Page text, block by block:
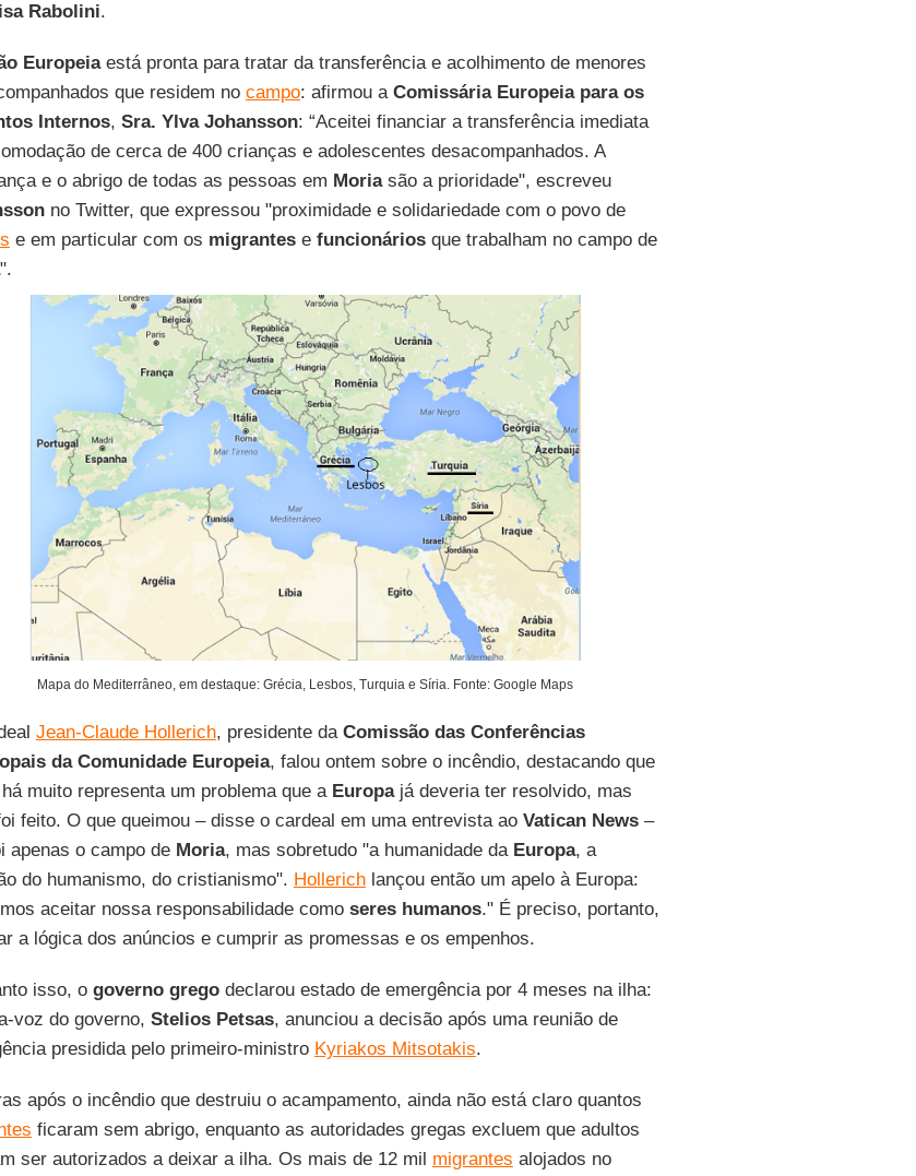
Rabolini.
Europeiaestá pronta para tratar da transferência e acolhimento de menores
que residem no campo: afirmou a Comissária Europeia para os
Internos, Sra. Ylva Johansson: “Aceitei financiar a transferência imediata
de cerca de 400 crianças e adolescentes desacompanhados. A
e o abrigo de todas as pessoas em Moriasão a prioridade", escreveu
no Twitter, que expressou "proximidade e solidariedade com o povo de
e em particular com os migrantese funcionáriosque trabalham no campo de
".
Mapa do Mediterrâneo, em destaque: Grécia, Lesbos, Turquia e Síria. Fonte: Google Maps
Jean-Claude Hollerich, presidente da Comissão das Conferências
da Comunidade Europeia, falou ontem sobre o incêndio, destacando que
muito representa um problema que a Europajá deveria ter resolvido, mas
feito. O que queimou – disse o cardeal em uma entrevista ao Vatican News–
apenas o campo de Moria, mas sobretudo "a humanidade da Europa, a
do humanismo, do cristianismo". Hollerichlançou então um apelo à Europa:
aceitar nossa responsabilidade como seres humanos." É preciso, portanto,
a lógica dos anúncios e cumprir as promessas e os empenhos.
isso, o governo gregodeclarou estado de emergência por 4 meses na ilha:
voz do governo, Stelios Petsas, anunciou a decisão após uma reunião de
presidida pelo primeiro-ministro Kyriakos Mitsotakis.
após o incêndio que destruiu o acampamento, ainda não está claro quantos
ficaram sem abrigo, enquanto as autoridades gregas excluem que adultos
ser autorizados a deixar a ilha. Os mais de 12 mil migrantes alojados no